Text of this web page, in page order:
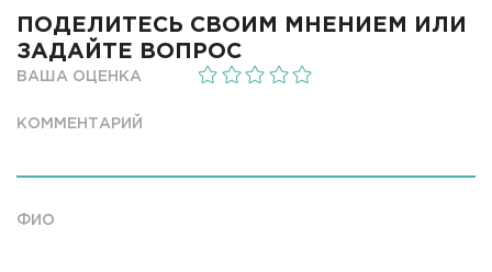
ПОДЕЛИТЕСЬ СВОИМ МНЕНИЕМ ИЛИ
ЗАДАЙТЕ ВОПРОС
ВАША ОЦЕНКА
КОММЕНТАРИЙ
ФИО